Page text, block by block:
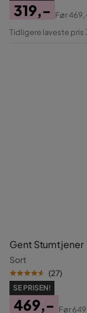
Pris
319,-
Original
Før
Tidligere laveste pris
Gent Stumtjener
Sort
(27)
SE PRISEN!
469,-
Før